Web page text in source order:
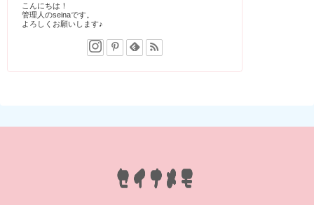
こんにちは！
管理人のseinaです。
よろしくお願いします♪